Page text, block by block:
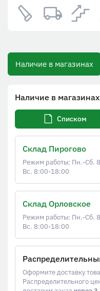
Наличие в магазинах
Наличие в магазинах
Списком
Склад Пирогово
Режим работы: Пн.-Сб.
Вс. 8:00-18:00
Склад Орловское
Режим работы: Пн.-Сб.
Вс. 8:00-18:00
Оформите доставку
Распределительного